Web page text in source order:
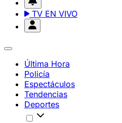
TV EN VIVO
Última Hora
Policía
Espectáculos
Tendencias
Deportes